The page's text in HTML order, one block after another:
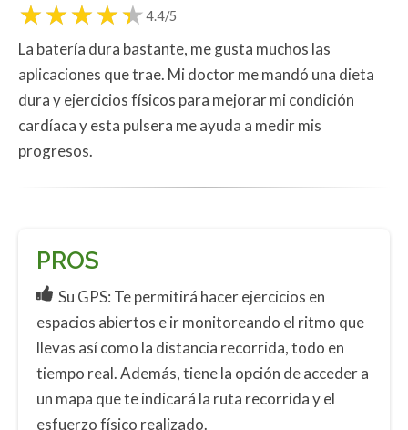
4.4/5
La batería dura bastante, me gusta muchos las
aplicaciones que trae. Mi doctor me mandó una dieta
dura y ejercicios físicos para mejorar mi condición
cardíaca y esta pulsera me ayuda a medir mis
progresos.
PROS
Su GPS: Te permitirá hacer ejercicios en
espacios abiertos e ir monitoreando el ritmo que
llevas así como la distancia recorrida, todo en
tiempo real. Además, tiene la opción de acceder a
un mapa que te indicará la ruta recorrida y el
esfuerzo físico realizado.